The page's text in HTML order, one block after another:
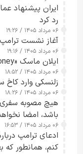
ایران پیشنهاد
رد کرد
۰۶ مرداد ۱۴۰۵ / ۱۹:۲۶
آغاز نشست ترامپ
۰۶ مرداد ۱۴۰۵ / ۱۹:۱۶
ایلان ماسک «X Money» را در آمریکا راه‌اندازی کرد
۰۶ مرداد ۱۴۰۵ / ۱۸:۵۲
زلنسکی وارد
۰۶ مرداد ۱۴۰۵ / ۱۸:۲۶
هیچ مصوبه سفری
باشد، امضا
چارچوب قانون
۰۶ مرداد ۱۴۰۵ / ۱۶:۵۳
ادعای ترامپ
کنم، همانطور